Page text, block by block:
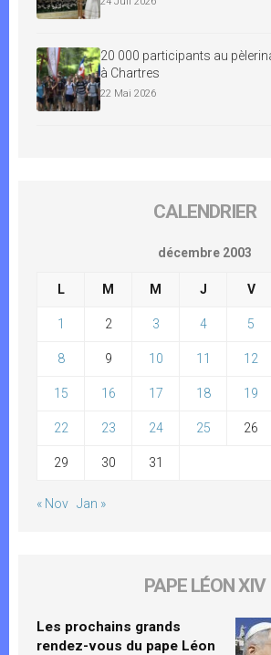
20 000 participants au
à Chartres
22 Mai 2026
CALENDRIER
décembre 2003
L M M J V
1 2 3 4 5
8 9 10 11 12
15 16 17 18 19
22 23 24 25 26
29 30 31
« Nov Jan »
PAPE LÉON XIV
Les prochains grands
rendez-vous du pape Léon